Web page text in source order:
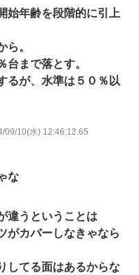
始年齢を段階的に引上
ら。
台まで落とす。
るが、水準は５０％以
09/10(水) 12:46:12.65
な
違うということは
がカバーしなきゃなら
してる面はあるからな